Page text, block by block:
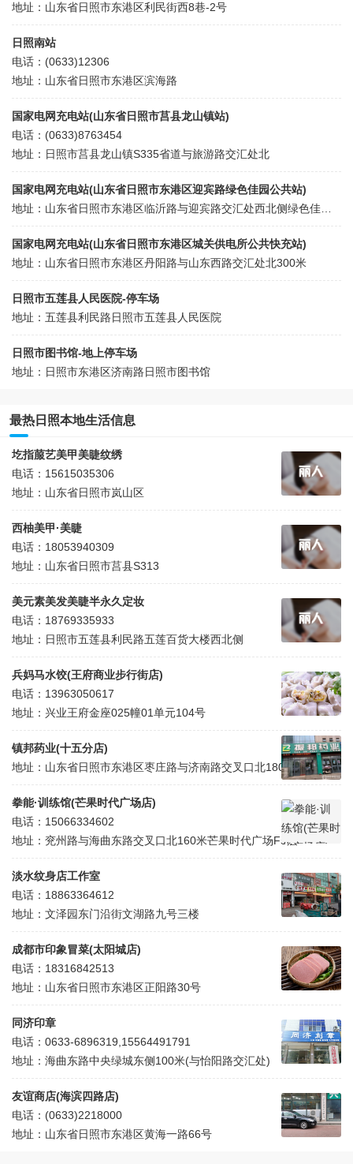
地址：山东省日照市东港区利民街西8巷-2号
日照南站
电话：(0633)12306
地址：山东省日照市东港区滨海路
国家电网充电站(山东省日照市莒县龙山镇站)
电话：(0633)8763454
地址：日照市莒县龙山镇S335省道与旅游路交汇处北
国家电网充电站(山东省日照市东港区迎宾路绿色佳园公共站)
国家电网充电站(山东省日照市东港区城关供电所公共快充站)
地址：山东省日照市东港区丹阳路与山东西路交汇处北300米
日照市五莲县人民医院-停车场
地址：五莲县利民路日照市五莲县人民医院
日照市图书馆-地上停车场
地址：日照市东港区济南路日照市图书馆
最热日照本地生活信息
圪指菔艺美甲美睫纹绣
电话：15615035306
地址：山东省日照市岚山区
西柚美甲·美睫
电话：18053940309
地址：山东省日照市莒县S313
美元素美发美睫半永久定妆
电话：18769335933
地址：日照市五莲县利民路五莲百货大楼西北侧
兵妈马水饺(王府商业步行街店)
电话：13963050617
地址：兴业王府金座025幢01单元104号
镇邦药业(十五分店)
地址：山东省日照市东港区枣庄路与济南路交叉口北180米
拳能·训练馆(芒果时代广场店)
电话：15066334602
地址：兖州路与海曲东路交叉口北160米芒果时代广场F5层
淡水纹身店工作室
电话：18863364612
地址：文泽园东门沿街文湖路九号三楼
成都市印象冒菜(太阳城店)
电话：18316842513
地址：山东省日照市东港区正阳路30号
同济印章
电话：0633-6896319,15564491791
地址：海曲东路中央绿城东侧100米(与怡阳路交汇处)
友谊商店(海滨四路店)
电话：(0633)2218000
地址：山东省日照市东港区黄海一路66号